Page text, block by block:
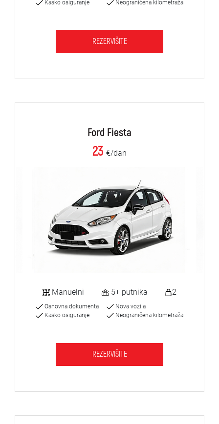
Kasko osiguranje
Neograničena kilometraža
REZERVIŠITE
Ford Fiesta
23 €/dan
Manuelni 5+ putnika 2
Osnovna dokumenta
Kasko osiguranje
Nova vozila
Neograničena kilometraža
REZERVIŠITE